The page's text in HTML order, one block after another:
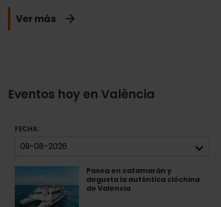
Ver más
Eventos hoy en València
FECHA:
Pasea en catamarán y
degusta la auténtica clóchina
de Valencia
catamarán